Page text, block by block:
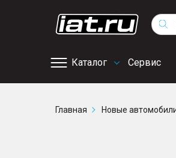
Каталог Сервис
сервис
Снегоходы
Квадроциклы
Главная Новые